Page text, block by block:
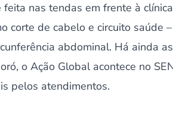
nas tendas em frente à
corte de cabelo e circuito saúde
abdominal. Há ainda
o Ação Global acontece no
pelos atendimentos.